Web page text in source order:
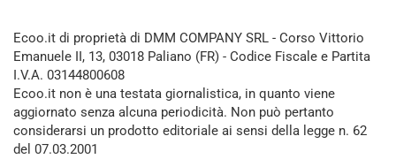
Ecoo.it di proprietà di DMM COMPANY SRL - Corso Vittorio
Emanuele II, 13, 03018 Paliano (FR) - Codice Fiscale e Partita
I.V.A. 03144800608
Ecoo.it non è una testata giornalistica, in quanto viene
aggiornato senza alcuna periodicità. Non può pertanto
considerarsi un prodotto editoriale ai sensi della legge n. 62
del 07.03.2001